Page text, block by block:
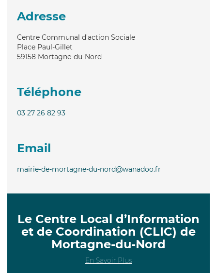
Adresse
Centre Communal d'action Sociale
Place Paul-Gillet
59158 Mortagne-du-Nord
Téléphone
03 27 26 82 93
Email
mairie-de-mortagne-du-nord@wanadoo.fr
Le Centre Local d’Information
et de Coordination (CLIC) de
Mortagne-du-Nord
En Savoir Plus